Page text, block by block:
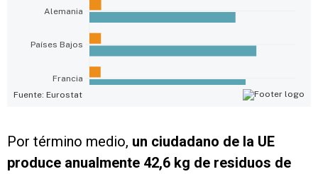
Por término medio, un ciudadano de la UE
produce anualmente 42,6 kg de residuos de